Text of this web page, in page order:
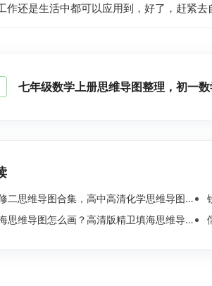
作还是生活中都可以应用到，好了，赶紧
七年级数学上册思维导图整理，初一
二思维导图合集，高中高清化学思维导图整理
维导图怎么画？高清版精卫填海思维导图模板分享